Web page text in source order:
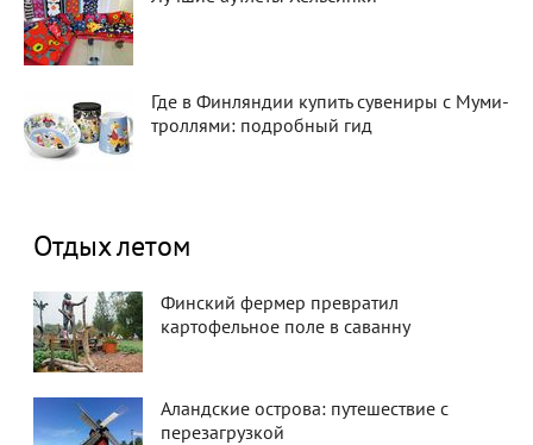
Где в Финляндии купить сувениры с Муми-
троллями: подробный гид
Отдых летом
Финский фермер превратил
картофельное поле в саванну
Аландские острова: путешествие с
перезагрузкой